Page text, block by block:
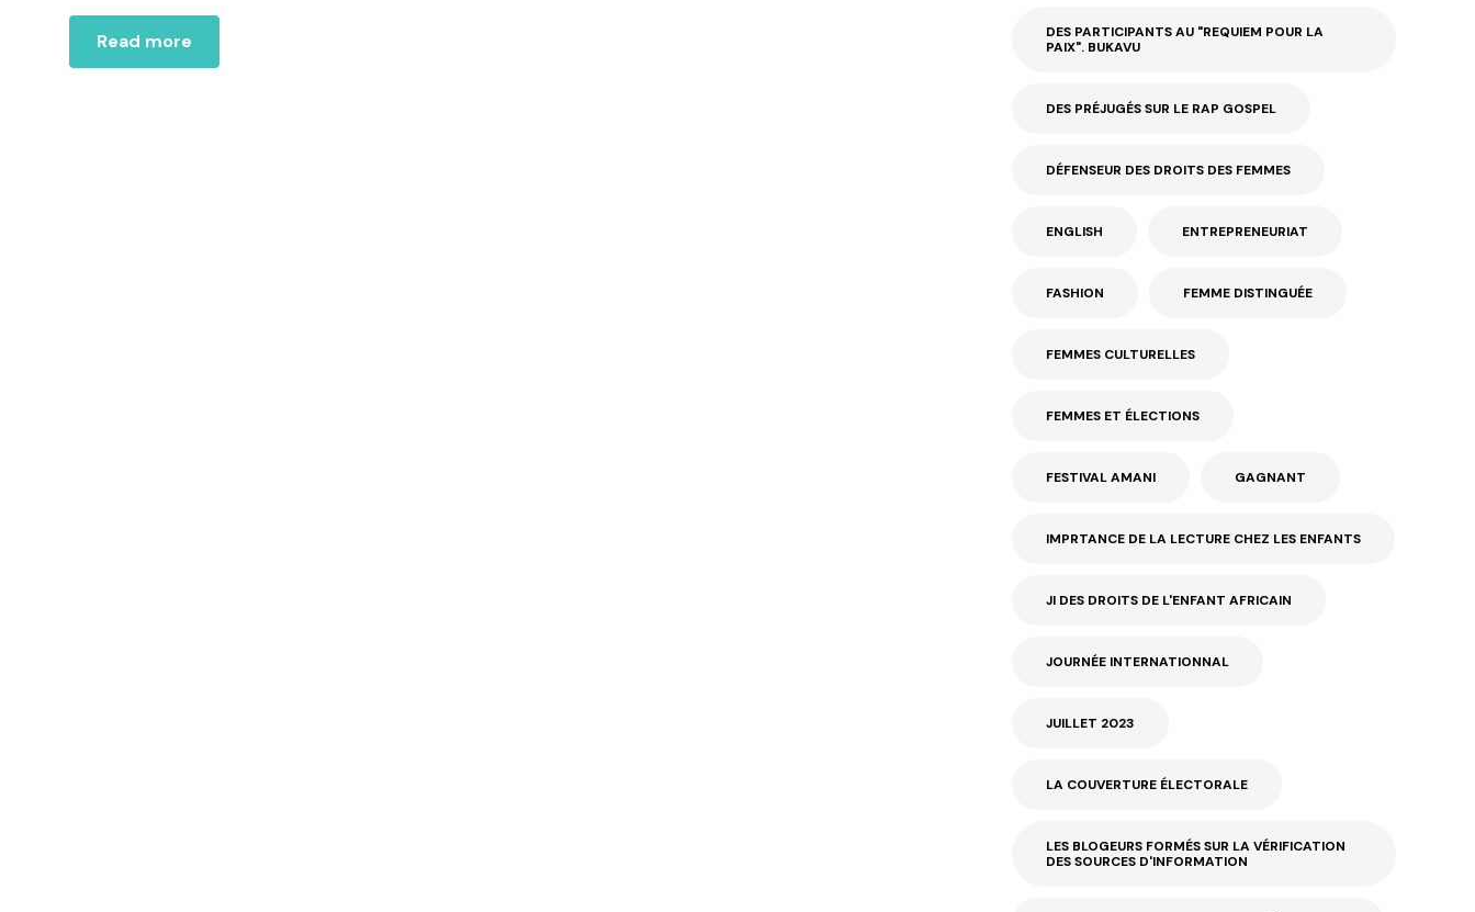
Read more
DES PARTICIPANTS AU "REQUIEM POUR LA
PAIX". BUKAVU
DES PRÉJUGÉS SUR LE RAP GOSPEL
DÉFENSEUR DES DROITS DES FEMMES
ENGLISH ENTREPRENEURIAT
FASHION FEMME DISTINGUÉE
FEMMES CULTURELLES
FEMMES ET ÉLECTIONS
FESTIVAL AMANI GAGNANT
IMPRTANCE DE LA LECTURE CHEZ LES ENFANTS
JI DES DROITS DE L'ENFANT AFRICAIN
JOURNÉE INTERNATIONNAL
JUILLET 2023
LA COUVERTURE ÉLECTORALE
LES BLOGEURS FORMÉS SUR LA VÉRIFICATION
DES SOURCES D'INFORMATION